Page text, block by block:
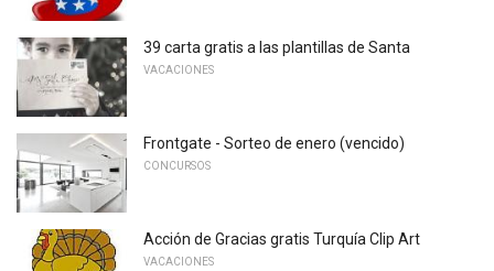
39 carta gratis a las plantillas de Santa
VACACIONES
Frontgate - Sorteo de enero (vencido)
CONCURSOS
Acción de Gracias gratis Turquía Clip Art
VACACIONES